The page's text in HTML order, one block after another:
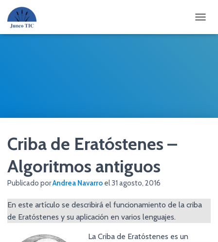
Criba de Eratóstenes –
Algoritmos antiguos
Publicado porAndrea Navarro el31 agosto, 2016
En este artículo se describirá el funcionamiento de la criba
de Eratóstenes y su aplicación en varios lenguajes.
La Criba de Eratóstenes es un